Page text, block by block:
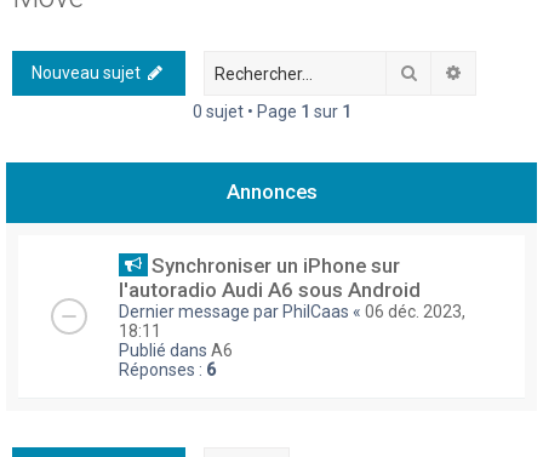
h
r
Nouveau sujet Rechercher
0 sujet • Page 1 sur 1
Annonces
Synchroniser un iPhone sur
l'autoradio Audi A6 sous Android
Dernier message par PhilCaas « 06 déc. 2023,
18:11
Publié dans A6
Réponses : 6